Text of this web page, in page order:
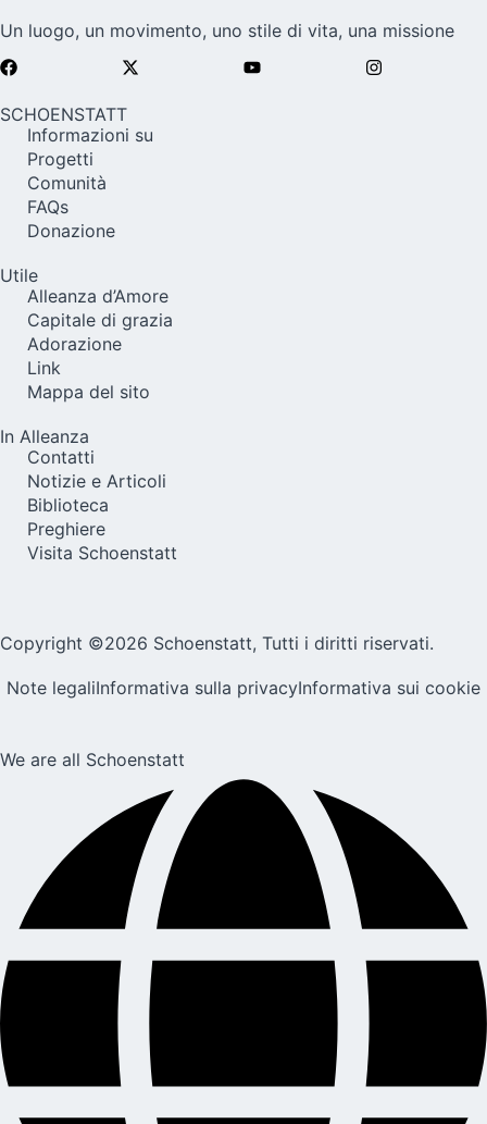
Un luogo, un movimento, uno stile di vita, una missione
SCHOENSTATT
Informazioni su
Progetti
Comunità
FAQs
Donazione
Utile
Alleanza d’Amore
Capitale di grazia
Adorazione
Link
Mappa del sito
In Alleanza
Contatti
Notizie e Articoli
Biblioteca
Preghiere
Visita Schoenstatt
Copyright ©2026 Schoenstatt, Tutti i diritti riservati.
Note legaliInformativa sulla privacyInformativa sui cookie
We are all Schoenstatt